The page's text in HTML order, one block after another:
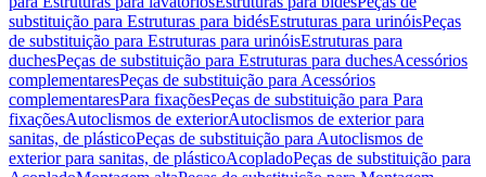
substituição para Estruturas para bidésEstruturas para urinóisPeças
de substituição para Estruturas para urinóisEstruturas para
duchesPeças de substituição para Estruturas para duchesAcessórios
complementaresPeças de substituição para Acessórios
complementaresPara fixaçõesPeças de substituição para Para
fixaçõesAutoclismos de exteriorAutoclismos de exterior para
sanitas, de plásticoPeças de substituição para Autoclismos de
exterior para sanitas, de plásticoAcopladoPeças de substituição para